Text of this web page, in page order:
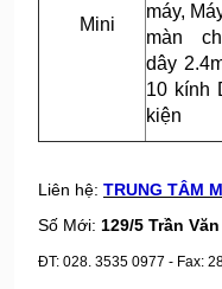
Mini
máy,
màn
dây
10 kính
kiện
Liên hệ: TRUNG TÂM
Số Mới: 129/5 Trần
ĐT: 028. 3535 0977 - Fax: